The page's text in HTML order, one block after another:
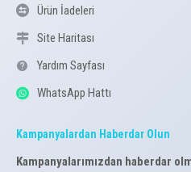
Ürün İadeleri
Site Haritası
Yardım Sayfası
WhatsApp Hattı
Kampanyalardan Haberdar Olun
Kampanyalarımızdan haberdar